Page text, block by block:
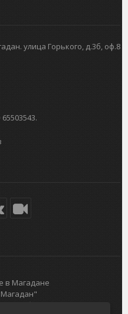
улица Горького, д.3б, оф.8
в Магадане
объявлений